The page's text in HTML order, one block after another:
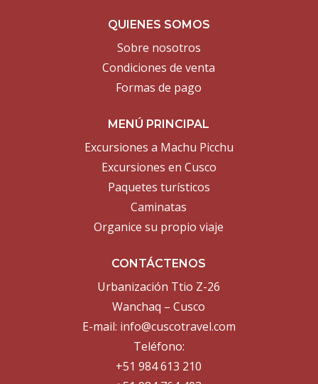
QUIENES SOMOS
Sobre nosotros
Condiciones de venta
Formas de pago
MENÚ PRINCIPAL
Excursiones a Machu Picchu
Excursiones en Cusco
Paquetes turísticos
Caminatas
Organice su propio viaje
CONTÁCTENOS
Urbanización Ttio Z-26
Wanchaq – Cusco
E-mail: info@cuscotravel.com
Teléfono:
+51 984 613 210